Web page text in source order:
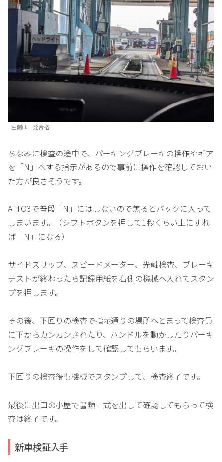
左側は一発合格
ちなみに検査の途中で、パーキングブレーキの操作やギア
を「N」へする指示があるので事前に操作を確認しておい
た方が良さそうです。
ATTO3で普段「N」にはしないので焦るとバックに入って
しまいます。（シフトボタンを押して1秒くらい上にすれ
ば「N」になる）
サイドスリップ、スピードメーター、光軸検査、ブレーキ
テストが終わったら記録用紙を右側の機械へ入れてスタン
プを押します。
その後、下回りの検査で指示通りの場所へとまって検査員
に下からカンカンされたり、ハンドルを動かしたりパーキ
ングブレーキの操作をして確認してもらいます。
下回りの検査後も機械でスタンプして、検査終了です。
最後に出口の小屋で書類一式を出して確認してもらって検
査は終了です。
新車検証入手